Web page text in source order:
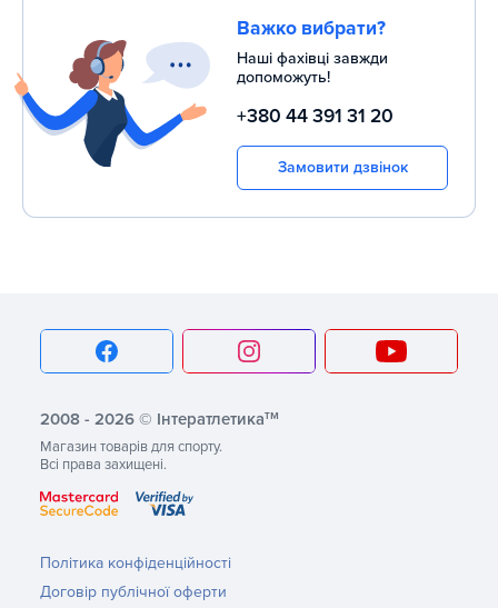
Важко вибрати?
Наші фахівці завжди
допоможуть!
+380 44 391 31 20
Замовити дзвінок
2008 - 2026 © Інтератлетикатм
Магазин товарів для спорту.
Всі права захищені.
Політика конфіденційності
Договір публічної оферти